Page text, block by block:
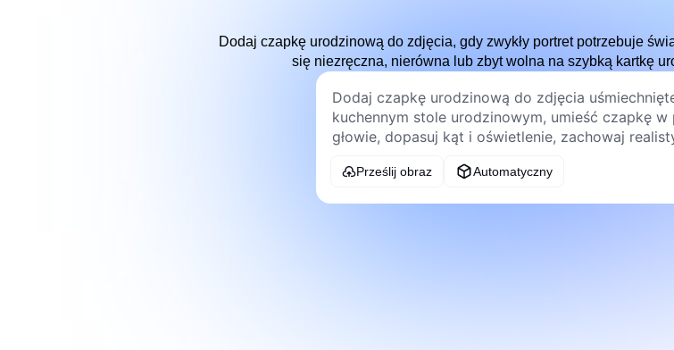
Dodaj czapkę urodzinową do zdjęcia, gdy zwykły portret potrzebuje
się niezręczna, nierówna lub zbyt wolna na szybką kartkę
Prześlij obraz Automatyczny